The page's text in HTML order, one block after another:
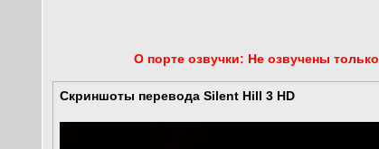
О порте озвучки: Не озвучены
Скриншоты перевода Silent Hill 3 HD